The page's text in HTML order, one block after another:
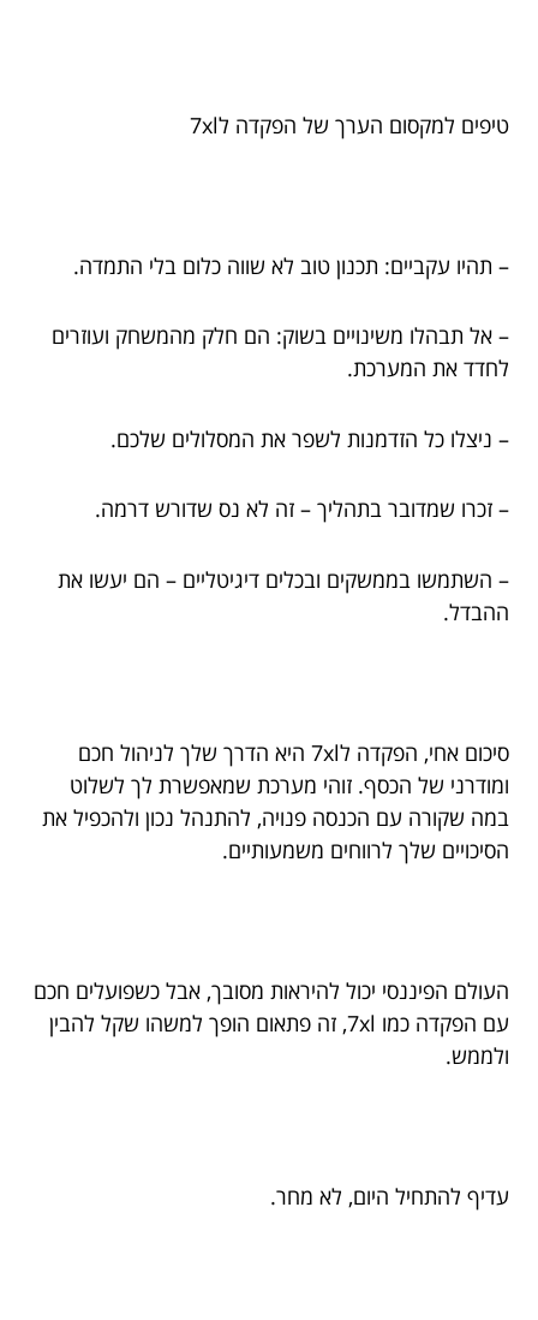
טיפים למקסום הערך של הפקדה ל7xl
– תהיו עקביים: תכנון טוב לא שווה כלום בלי התמדה.
– אל תבהלו משינויים בשוק: הם חלק מהמשחק ועוזרים
לחדד את המערכת.
– ניצלו כל הזדמנות לשפר את המסלולים שלכם.
– זכרו שמדובר בתהליך – זה לא נס שדורש דרמה.
– השתמשו בממשקים ובכלים דיגיטליים – הם יעשו את
ההבדל.
סיכום אחי, הפקדה ל7xl היא הדרך שלך לניהול חכם
ומודרני של הכסף. זוהי מערכת שמאפשרת לך לשלוט
במה שקורה עם הכנסה פנויה, להתנהל נכון ולהכפיל את
הסיכויים שלך לרווחים משמעותיים.
העולם הפיננסי יכול להיראות מסובך, אבל כשפועלים חכם
עם הפקדה כמו 7xl, זה פתאום הופך למשהו שקל להבין
ולממש.
עדיף להתחיל היום, לא מחר.